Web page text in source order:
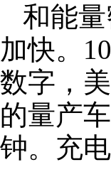
和能
加快。
数字，
的量产
钟。充